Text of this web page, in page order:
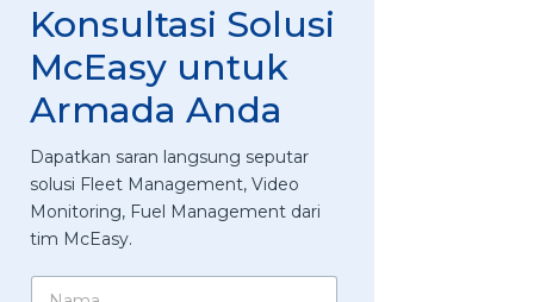
Konsultasi Solusi
McEasy untuk
Armada Anda
Dapatkan saran langsung seputar
solusi Fleet Management, Video
Monitoring, Fuel Management dari
tim McEasy.
N